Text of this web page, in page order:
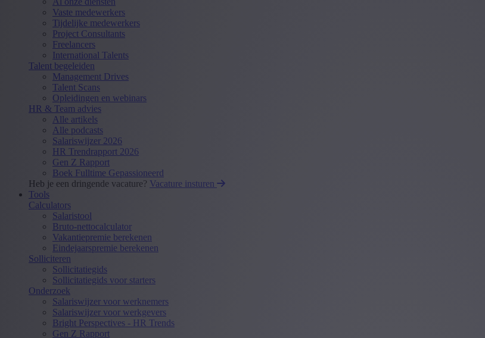
Vaste medewerkers
Tijdelijke medewerkers
Project Consultants
Freelancers
International Talents
Talent begeleiden
Management Drives
Talent Scans
Opleidingen en webinars
HR & Team advies
Alle artikels
Alle podcasts
Salariswijzer 2026
HR Trendrapport 2026
Gen Z Rapport
Boek Fulltime Gepassioneerd
Heb je een dringende vacature? Vacature insturen
Tools
Calculators
Salaristool
Bruto-nettocalculator
Vakantiepremie berekenen
Eindejaarspremie berekenen
Solliciteren
Sollicitatiegids
Sollicitatiegids voor starters
Onderzoek
Salariswijzer voor werknemers
Salariswijzer voor werkgevers
Bright Perspectives - HR Trends
Gen Z Rapport